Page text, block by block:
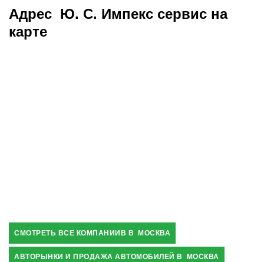
Адрес Ю. С. Импекс cервис на
карте
СМОТРЕТЬ ВСЕ КОМПАНИИВ В МОСКВА
АВТОРЫНКИ И ПРОДАЖА АВТОМОБИЛЕЙ В МОСКВА